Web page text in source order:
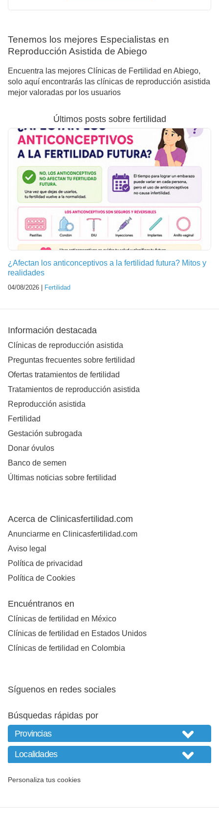
Tenemos los mejores Especialistas en
Reproducción Asistida de Abiego
Encuentra las mejores Clínicas de Fertilidad en Abiego,
solo aquí encontrarás las clínicas de reproducción asistida
mejor valoradas por los usuarios
Últimos posts sobre fertilidad
¿Afectan los anticonceptivos a la fertilidad futura? Mitos y
realidades
04/08/2026 | Fertilidad
Información destacada
Clínicas de reproducción asistida
Preguntas frecuentes sobre fertilidad
Ofertas tratamientos de fertilidad
Tratamientos de reproducción asistida
Reproducción asistida
Fertilidad
Gestación subrogada
Donar óvulos
Banco de semen
Últimas noticias sobre fertilidad
Acerca de Clinicasfertilidad.com
Anunciarme en Clinicasfertilidad.com
Aviso legal
Política de privacidad
Política de Cookies
Encuéntranos en
Clínicas de fertilidad en México
Clínicas de fertilidad en Estados Unidos
Clínicas de fertilidad en Colombia
Síguenos en redes sociales
Búsquedas rápidas por
Personaliza tus cookies